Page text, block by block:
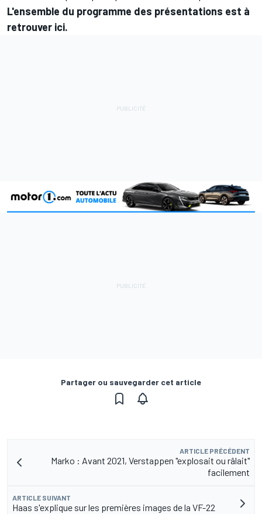
L'ensemble du programme des présentations est à
retrouver ici.
Partager ou sauvegarder cet article
ARTICLE PRÉCÉDENT
Marko : Avant 2021, Verstappen "explosait ou râlait"
facilement
ARTICLE SUIVANT
Haas s'explique sur les premières images de la VF-22